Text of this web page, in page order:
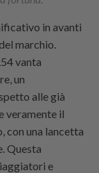
in avanti
marchio.
vanta
un
alle già
veramente il
con una lancetta
Questa
e